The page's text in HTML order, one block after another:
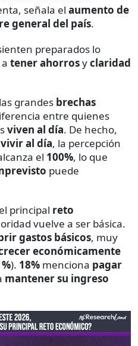
señala el aumento de
general del país.
preparados lo
tener ahorrosyclaridad
grandes brechas
entre quienes
viven al día. De hecho,
vivir al día, la percepción
el 100%, lo que
puede
principal reto
vuelve a ser básica.
gastos básicos, muy
económicamente
). 18% menciona pagar
mantener su ingreso